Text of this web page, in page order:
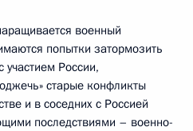
военный
попытки затормозить
участием России,
старые конфликты
и в соседних с Россией
последствиями – военно-